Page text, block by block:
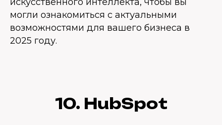
могли ознакомиться с актуальными
возможностями для вашего бизнеса в
2025 году.
10. HubSpot